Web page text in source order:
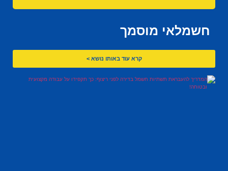
חשמלאי מוסמך
קרא עוד באותו נושא >